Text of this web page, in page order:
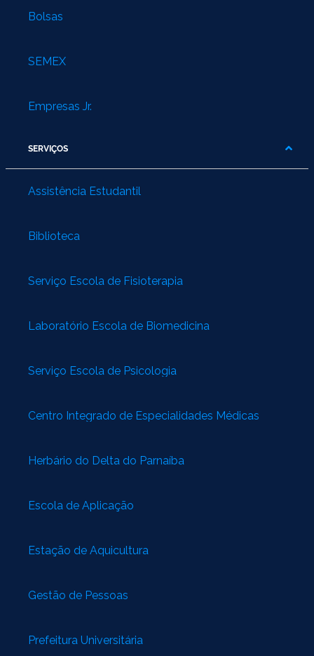
Bolsas
SEMEX
Empresas Jr.
SERVIÇOS
Assistência Estudantil
Biblioteca
Serviço Escola de Fisioterapia
Laboratório Escola de Biomedicina
Serviço Escola de Psicologia
Centro Integrado de Especialidades Médicas
Herbário do Delta do Parnaíba
Escola de Aplicação
Estação de Aquicultura
Gestão de Pessoas
Prefeitura Universitária